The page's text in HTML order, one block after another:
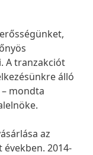
A tranzakciót
álló
mondta
az
2014-